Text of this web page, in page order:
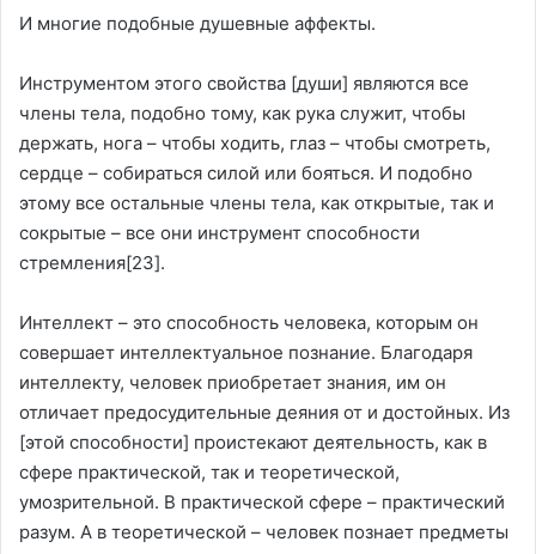
И многие подобные душевные аффекты.
Инструментом этого свойства [души] являются все
члены тела, подобно тому, как рука служит, чтобы
держать, нога – чтобы ходить, глаз – чтобы смотреть,
сердце – собираться силой или бояться. И подобно
этому все остальные члены тела, как открытые, так и
сокрытые – все они инструмент способности
стремления[23].
Интеллект – это способность человека, которым он
совершает интеллектуальное познание. Благодаря
интеллекту, человек приобретает знания, им он
отличает предосудительные деяния от и достойных. Из
[этой способности] проистекают деятельность, как в
сфере практической, так и теоретической,
умозрительной. В практической сфере – практический
разум. А в теоретической – человек познает предметы